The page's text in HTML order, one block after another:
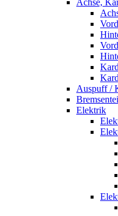
Auspuff /
Elektrik